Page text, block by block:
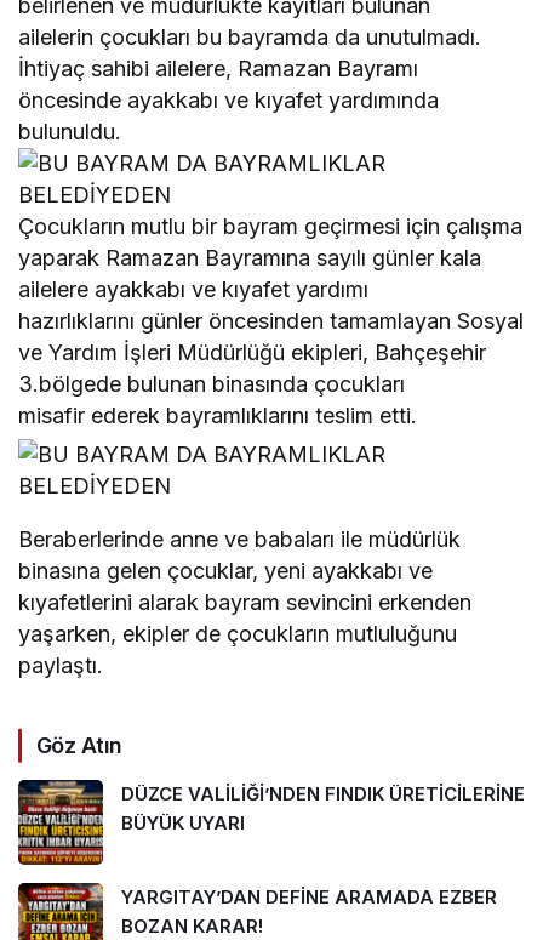
ailelerin çocukları bu bayramda da unutulmadı.
İhtiyaç sahibi ailelere, Ramazan Bayramı
öncesinde ayakkabı ve kıyafet yardımında
bulunuldu.
Çocukların mutlu bir bayram geçirmesi için çalışma
yaparak Ramazan Bayramına sayılı günler kala
ailelere ayakkabı ve kıyafet yardımı
hazırlıklarını günler öncesinden tamamlayan Sosyal
ve Yardım İşleri Müdürlüğü ekipleri, Bahçeşehir
3.bölgede bulunan binasında çocukları
misafir ederek bayramlıklarını teslim etti.
Beraberlerinde anne ve babaları ile müdürlük
binasına gelen çocuklar, yeni ayakkabı ve
kıyafetlerini alarak bayram sevincini erkenden
yaşarken, ekipler de çocukların mutluluğunu
paylaştı.
Göz Atın
DÜZCE VALİLİĞİ’NDEN FINDIK ÜRETİCİLERİNE
BÜYÜK UYARI
YARGITAY’DAN DEFİNE ARAMADA EZBER
BOZAN KARAR!